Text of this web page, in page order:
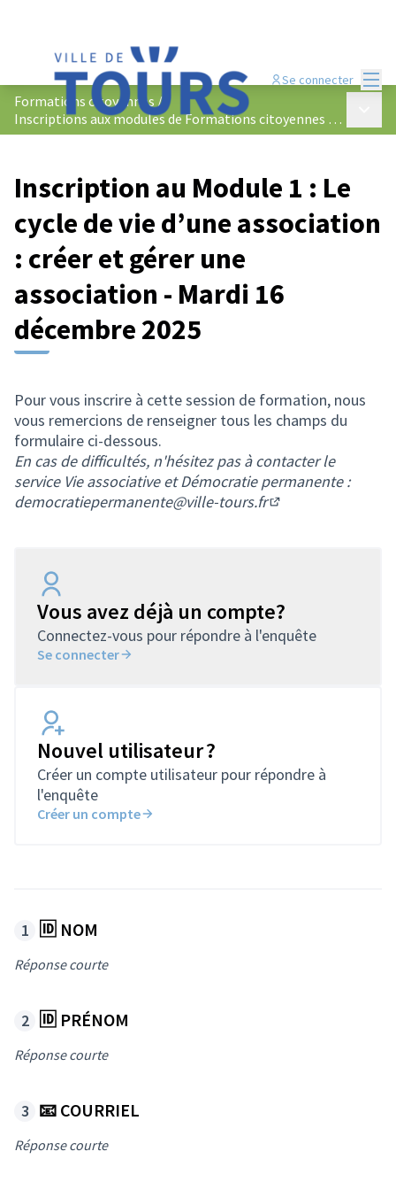
Se connecter
Formations citoyennes /
Inscriptions aux modules de Formations citoyennes 2025-2026
Inscription au Module 1 : Le
cycle de vie d’une association
: créer et gérer une
association - Mardi 16
décembre 2025
Pour vous inscrire à cette session de formation, nous
vous remercions de renseigner tous les champs du
formulaire ci-dessous.
En cas de difficultés, n'hésitez pas à contacter le
service Vie associative et Démocratie permanente :
democratiepermanente@ville-tours.fr
Vous avez déjà un compte?
Connectez-vous pour répondre à l'enquête
Se connecter
Nouvel utilisateur ?
Créer un compte utilisateur pour répondre à
l'enquête
Créer un compte
🆔 NOM
Réponse courte
🆔 PRÉNOM
Réponse courte
📧 COURRIEL
Réponse courte